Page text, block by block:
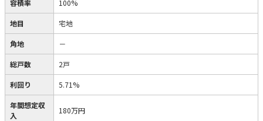
容積率 100%
地目 宅地
角地 －
総戸数 2戸
利回り 5.71%
年間想定収
入
180万円